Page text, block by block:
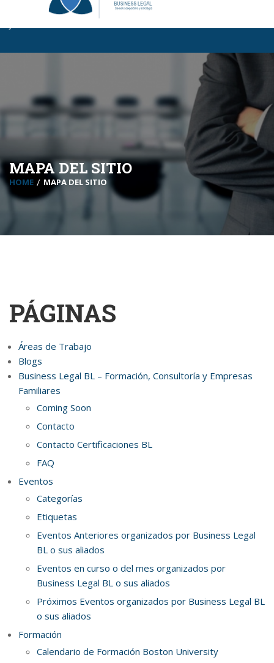
Business Legal BL| Certificaciones BL|
MAPA DEL SITIO
HOME MAPA DEL SITIO
PÁGINAS
Áreas de Trabajo
Blogs
Business Legal BL – Formación, Consultoría y Empresas
Familiares
Coming Soon
Contacto
Contacto Certificaciones BL
FAQ
Eventos
Categorías
Etiquetas
Eventos Anteriores organizados por Business Legal
BL o sus aliados
Eventos en curso o del mes organizados por
Business Legal BL o sus aliados
Próximos Eventos organizados por Business Legal BL
o sus aliados
Formación
Calendario de Formación Boston University